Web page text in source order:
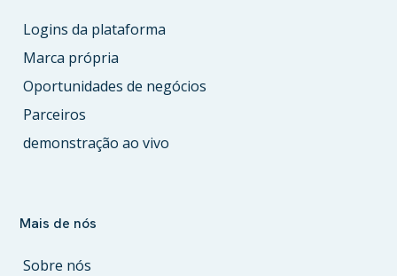
Logins da plataforma
Marca própria
Oportunidades de negócios
Parceiros
demonstração ao vivo
Mais de nós
Sobre nós